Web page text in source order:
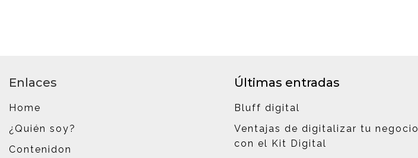
Enlaces
Home
¿Quién soy?
Contenidon
Últimas entradas
Bluff digital
Ventajas de digitalizar tu negocio
con el Kit Digital